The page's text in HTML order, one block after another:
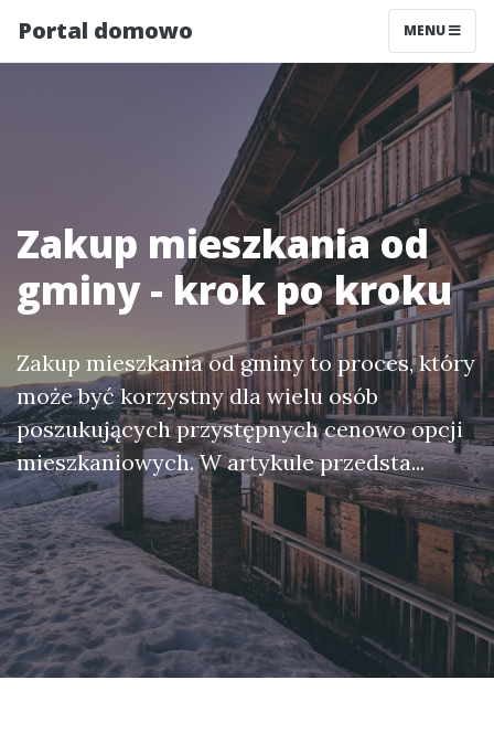
Portal domowo MENU
Zakup mieszkania od
gminy - krok po kroku
Zakup mieszkania od gminy to proces, który
może być korzystny dla wielu osób
poszukujących przystępnych cenowo opcji
mieszkaniowych. W artykule przedsta...